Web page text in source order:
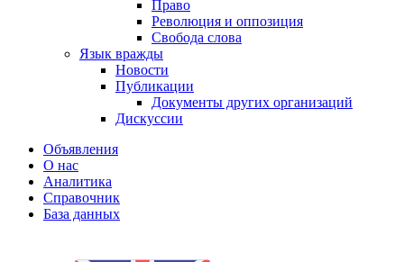
Право
Революция и оппозиция
Свобода слова
Язык вражды
Новости
Публикации
Документы других организаций
Дискуссии
Объявления
О нас
Аналитика
Справочник
База данных